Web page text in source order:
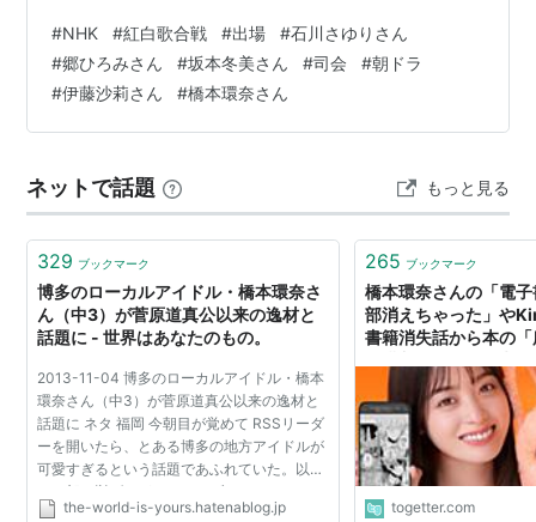
#NHK #紅白歌合戦 #出場 #石川さゆりさん
#郷ひろみさん #坂本冬美さん #司会 #朝ドラ
#伊藤沙莉さん #橋本環奈さん
ネットで話題 もっと見る
329 ブックマーク
博多のローカルアイドル・橋本環奈さ
ん（中3）が菅原道真公以来の逸材と
話題に - 世界はあなたのもの。
2013-11-04 博多のローカルアイドル・橋本
環奈さん（中3）が菅原道真公以来の逸材と
話題に ネタ 福岡 今朝目が覚めて RSSリーダ
ーを開いたら、とある博多の地方アイドルが
可愛すぎるという話題であふれていた。以下
に一部を挙げるが、はてなブックマークのフ
ィード経由でこの数倍の記事が流れてきた。
the-world-is-yours.hatenablog.jp
265 ブックマーク
橋本環奈さんの「電
部消えちゃった」や
書籍消失話から本の
togetter.com